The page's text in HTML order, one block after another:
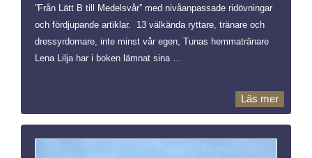
”Från Lätt B till Medelsvår” med nivåanpassade ridövningar
och fördjupande artiklar. 13 välkända ryttare, tränare och
dressyrdomare, inte minst vår egen, Tunas hemmatränare
Lena Lilja har i boken lämnat sina …
Läs mer